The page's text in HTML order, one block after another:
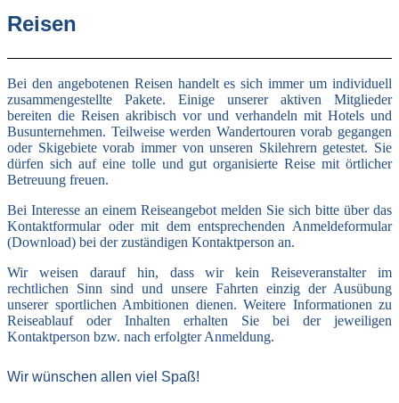
Reisen
Bei den angebotenen Reisen handelt es sich immer um individuell
zusammengestellte Pakete. Einige unserer aktiven Mitglieder
bereiten die Reisen akribisch vor und verhandeln mit Hotels und
Busunternehmen. Teilweise werden Wandertouren vorab gegangen
oder Skigebiete vorab immer von unseren Skilehrern getestet. Sie
dürfen sich auf eine tolle und gut organisierte Reise mit örtlicher
Betreuung freuen.
Bei Interesse an einem Reiseangebot melden Sie sich bitte über das
Kontaktformular oder mit dem entsprechenden Anmeldeformular
(Download) bei der zuständigen Kontaktperson an.
Wir weisen darauf hin, dass wir kein Reiseveranstalter im
rechtlichen Sinn sind und unsere Fahrten einzig der Ausübung
unserer sportlichen Ambitionen dienen. Weitere Informationen zu
Reiseablauf oder Inhalten erhalten Sie bei der jeweiligen
Kontaktperson bzw. nach erfolgter Anmeldung.
Wir wünschen allen viel Spaß!